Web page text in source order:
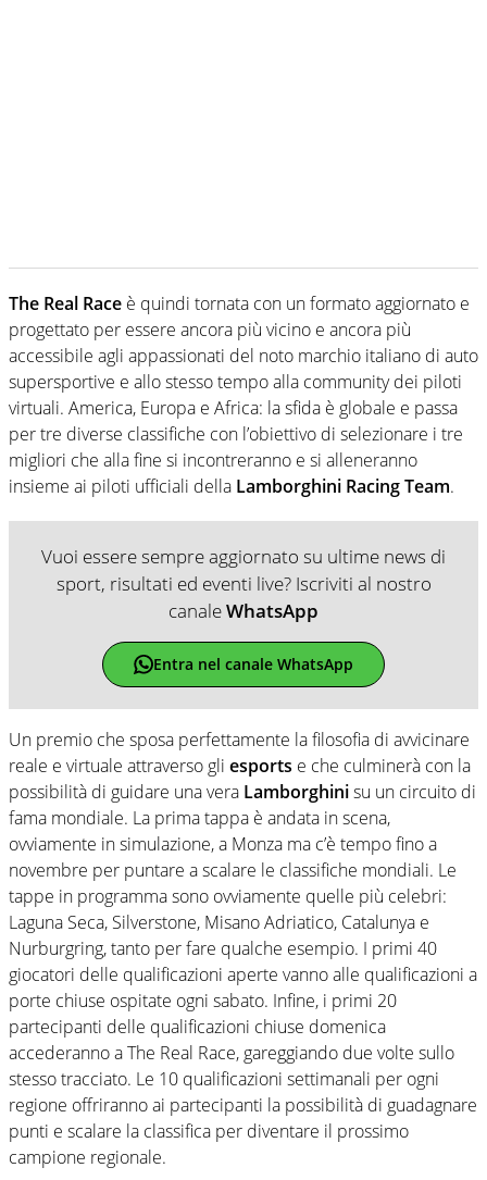
The Real Race è quindi tornata con un formato aggiornato e
progettato per essere ancora più vicino e ancora più
accessibile agli appassionati del noto marchio italiano di auto
supersportive e allo stesso tempo alla community dei piloti
virtuali. America, Europa e Africa: la sfida è globale e passa
per tre diverse classifiche con l’obiettivo di selezionare i tre
migliori che alla fine si incontreranno e si alleneranno
insieme ai piloti ufficiali della Lamborghini Racing Team.
Vuoi essere sempre aggiornato su ultime news di
sport, risultati ed eventi live? Iscriviti al nostro
canaleWhatsApp
Entra nel canale WhatsApp
Un premio che sposa perfettamente la filosofia di avvicinare
reale e virtuale attraverso gli esports e che culminerà con la
possibilità di guidare una vera Lamborghinisu un circuito di
fama mondiale. La prima tappa è andata in scena,
ovviamente in simulazione, a Monza ma c’è tempo fino a
novembre per puntare a scalare le classifiche mondiali. Le
tappe in programma sono ovviamente quelle più celebri:
Laguna Seca, Silverstone, Misano Adriatico, Catalunya e
Nurburgring, tanto per fare qualche esempio. I primi 40
giocatori delle qualificazioni aperte vanno alle qualificazioni a
porte chiuse ospitate ogni sabato. Infine, i primi 20
partecipanti delle qualificazioni chiuse domenica
accederanno a The Real Race, gareggiando due volte sullo
stesso tracciato. Le 10 qualificazioni settimanali per ogni
regione offriranno ai partecipanti la possibilità di guadagnare
punti e scalare la classifica per diventare il prossimo
campione regionale.